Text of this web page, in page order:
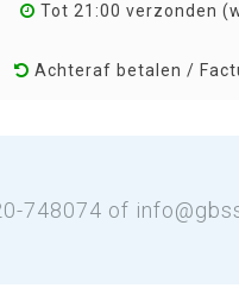
Tot 21:00 verzonden
Achteraf betalen /
748074 of